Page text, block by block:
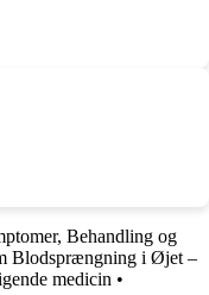
Behandling og
Blodsprængning i Øjet –
medicin •